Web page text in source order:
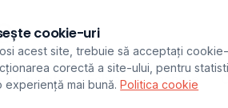
Echipa Pachete
cookie-uri
acest site, trebuie să acceptați
corectă a site-ului, pentru
experiență mai bună.Politica cookie